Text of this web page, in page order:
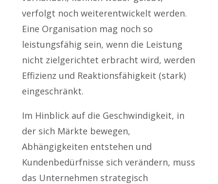
verfolgt noch weiterentwickelt werden.
Eine Organisation mag noch so
leistungsfähig sein, wenn die Leistung
nicht zielgerichtet erbracht wird, werden
Effizienz und Reaktionsfähigkeit (stark)
eingeschränkt.
Im Hinblick auf die Geschwindigkeit, in
der sich Märkte bewegen,
Abhängigkeiten entstehen und
Kundenbedürfnisse sich verändern, muss
das Unternehmen strategisch